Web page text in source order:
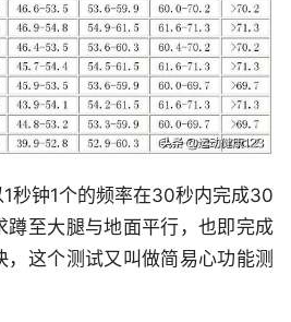
1秒钟1个的频率在30秒内完成30
蹲至大腿与地面平行，也即完成
这个测试又叫做简易心功能测